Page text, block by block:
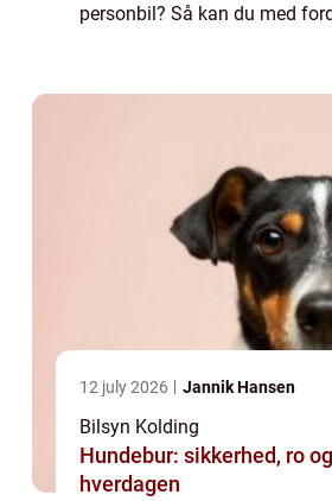
personbil? Så kan du med
12 july 2026 Jannik Hansen
Bilsyn Kolding
Hundebur: sikkerhed, ro
hverdagen